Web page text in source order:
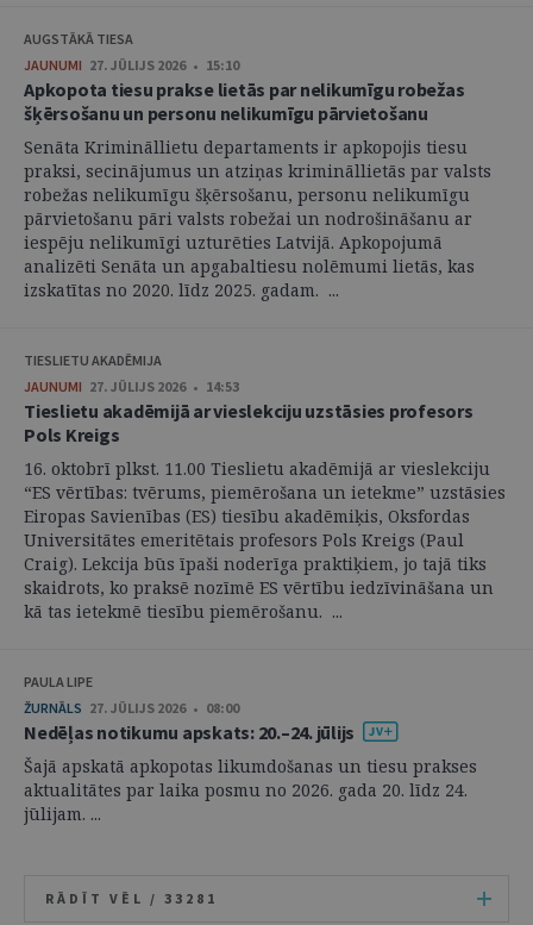
AUGSTĀKĀ TIESA
JAUNUMI 27. JŪLIJS 2026 • 15:10
Apkopota tiesu prakse lietās par nelikumīgu robežas
šķērsošanu un personu nelikumīgu pārvietošanu
Senāta Krimināllietu departaments ir apkopojis tiesu
praksi, secinājumus un atziņas krimināllietās par valsts
robežas nelikumīgu šķērsošanu, personu nelikumīgu
pārvietošanu pāri valsts robežai un nodrošināšanu ar
iespēju nelikumīgi uzturēties Latvijā. Apkopojumā
analizēti Senāta un apgabaltiesu nolēmumi lietās, kas
izskatītas no 2020. līdz 2025. gadam. ...
TIESLIETU AKADĒMIJA
JAUNUMI 27. JŪLIJS 2026 • 14:53
Tieslietu akadēmijā ar vieslekciju uzstāsies profesors
Pols Kreigs
16. oktobrī plkst. 11.00 Tieslietu akadēmijā ar vieslekciju
“ES vērtības: tvērums, piemērošana un ietekme” uzstāsies
Eiropas Savienības (ES) tiesību akadēmiķis, Oksfordas
Universitātes emeritētais profesors Pols Kreigs (Paul
Craig). Lekcija būs īpaši noderīga praktiķiem, jo tajā tiks
skaidrots, ko praksē nozīmē ES vērtību iedzīvināšana un
kā tas ietekmē tiesību piemērošanu. ...
PAULA LIPE
ŽURNĀLS 27. JŪLIJS 2026 • 08:00
Nedēļas notikumu apskats: 20.–24. jūlijs
Šajā apskatā apkopotas likumdošanas un tiesu prakses
aktualitātes par laika posmu no 2026. gada 20. līdz 24.
jūlijam. ...
RĀDĪT VĒL / 33281